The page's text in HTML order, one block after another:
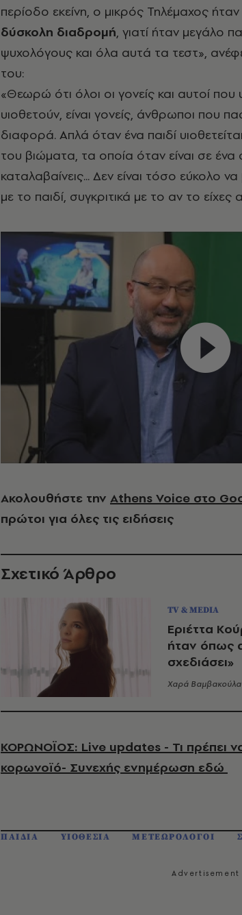
περίοδο εκείνη, ο μικρός Τηλέμαχος
δύσκολη διαδρομή, γιατί ήταν μεγάλο
ψυχολόγους και όλα αυτά τα τεστ»,
του:
«Θεωρώ ότι όλοι οι γονείς και αυτοί που
υιοθετούν, είναι γονείς, άνθρωποι που
διαφορά. Απλά όταν ένα παιδί
του βιώματα, τα οποία όταν είναι σε
καταλαβαίνεις... Δεν είναι τόσο εύκολο
με το παιδί, συγκριτικά με το αν το
Ακολουθήστε την Athens Voice στο
πρώτοι για όλες τις ειδήσεις
Σχετικό Άρθρο
TV & MEDIA
Εριέττα
ήταν όπως
σχεδιάσει»
Χαρά Βαμβακούλα
ΚΟΡΩΝΟΪΟΣ: Live updates - Τι πρέπει
κορωνοϊό- Συνεχής ενημέρωση εδώ
ΠΑΙΔΙΑ ΥΙΟΘΕΣΙΑ ΜΕΤΕΩΡΟΛΟΓΟΙ